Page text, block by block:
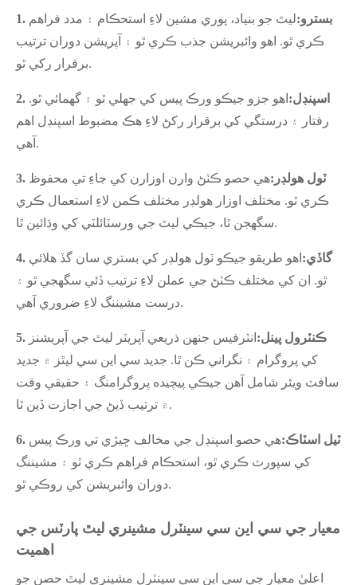
1. بسترو:ليٿ جو بنياد، پوري مشين لاءِ استحڪام ۽ مدد فراهم
ڪري ٿو. اهو وائبريشن جذب ڪري ٿو ۽ آپريشن دوران ترتيب
برقرار رکي ٿو.
2. اسپنڊل: اهو جزو جيڪو ورڪ پيس کي جهلي ٿو ۽ گھمائي ٿو.
رفتار ۽ درستگي کي برقرار رکڻ لاءِ هڪ مضبوط اسپنڊل اهم
آهي.
3. ٽول هولڊر:هي حصو ڪٽڻ وارن اوزارن کي جاءِ تي محفوظ
ڪري ٿو. مختلف اوزار هولڊر مختلف ڪمن لاءِ استعمال ڪري
سگھجن ٿا، جيڪي ليٿ جي ورسٽائلٽي کي وڌائين ٿا.
4. گاڏي: اهو طريقو جيڪو ٽول هولڊر کي بستري سان گڏ هلائي
ٿو. ان کي مختلف ڪٽڻ جي عملن لاءِ ترتيب ڏئي سگهجي ٿو ۽
درست مشيننگ لاءِ ضروري آهي.
5. ڪنٽرول پينل: انٽرفيس جنهن ذريعي آپريٽر ليٿ جي آپريشنز
کي پروگرام ۽ نگراني ڪن ٿا. جديد سي اين سي ليٿز ۾ جديد
سافٽ ويئر شامل آهن جيڪي پيچيده پروگرامنگ ۽ حقيقي وقت
۾ ترتيب ڏيڻ جي اجازت ڏين ٿا.
6. ٽيل اسٽاڪ:هي حصو اسپنڊل جي مخالف ڇيڙي تي ورڪ پيس
کي سپورٽ ڪري ٿو، استحڪام فراهم ڪري ٿو ۽ مشيننگ
دوران وائبريشن کي روڪي ٿو.
معيار جي سي اين سي سينٽرل مشينري ليٿ پارٽس جي
اهميت
اعليٰ معيار جي سي اين سي سينٽرل مشينري ليٿ حصن جو